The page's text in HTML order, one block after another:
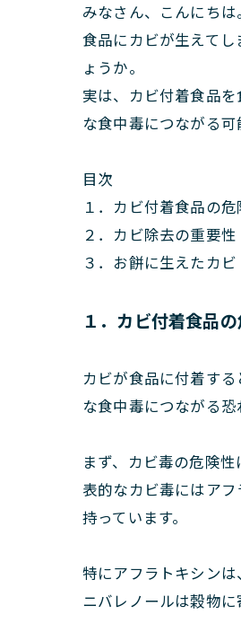
みなさん、こんにちは
食品にカビが生えて
ょうか。
実は、カビ付着食品
な食中毒につながる可
目次
１．カビ付着食品の危
２．カビ除去の重要性
３．お餅に生えたカビ
１．カビ付着食品
カビが食品に付着す
な食中毒につながる恐
まず、カビ毒の危険
表的なカビ毒にはア
持っています。
特にアフラトキシン
ニバレノールは穀物